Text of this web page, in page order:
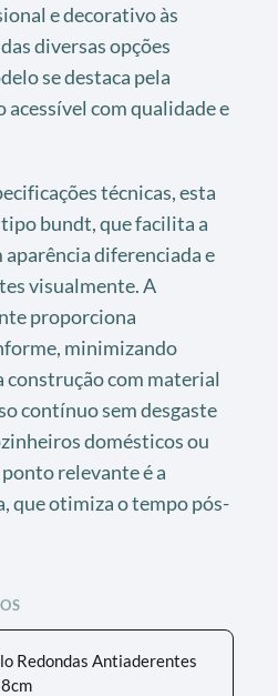
e decorativo às
diversas opções
se destaca pela
acessível com qualidade e
técnicas, esta
bundt, que facilita a
aparência diferenciada e
visualmente. A
proporciona
minimizando
construção com material
contínuo sem desgaste
domésticos ou
relevante é a
que otimiza o tempo pós-
Redondas Antiaderentes